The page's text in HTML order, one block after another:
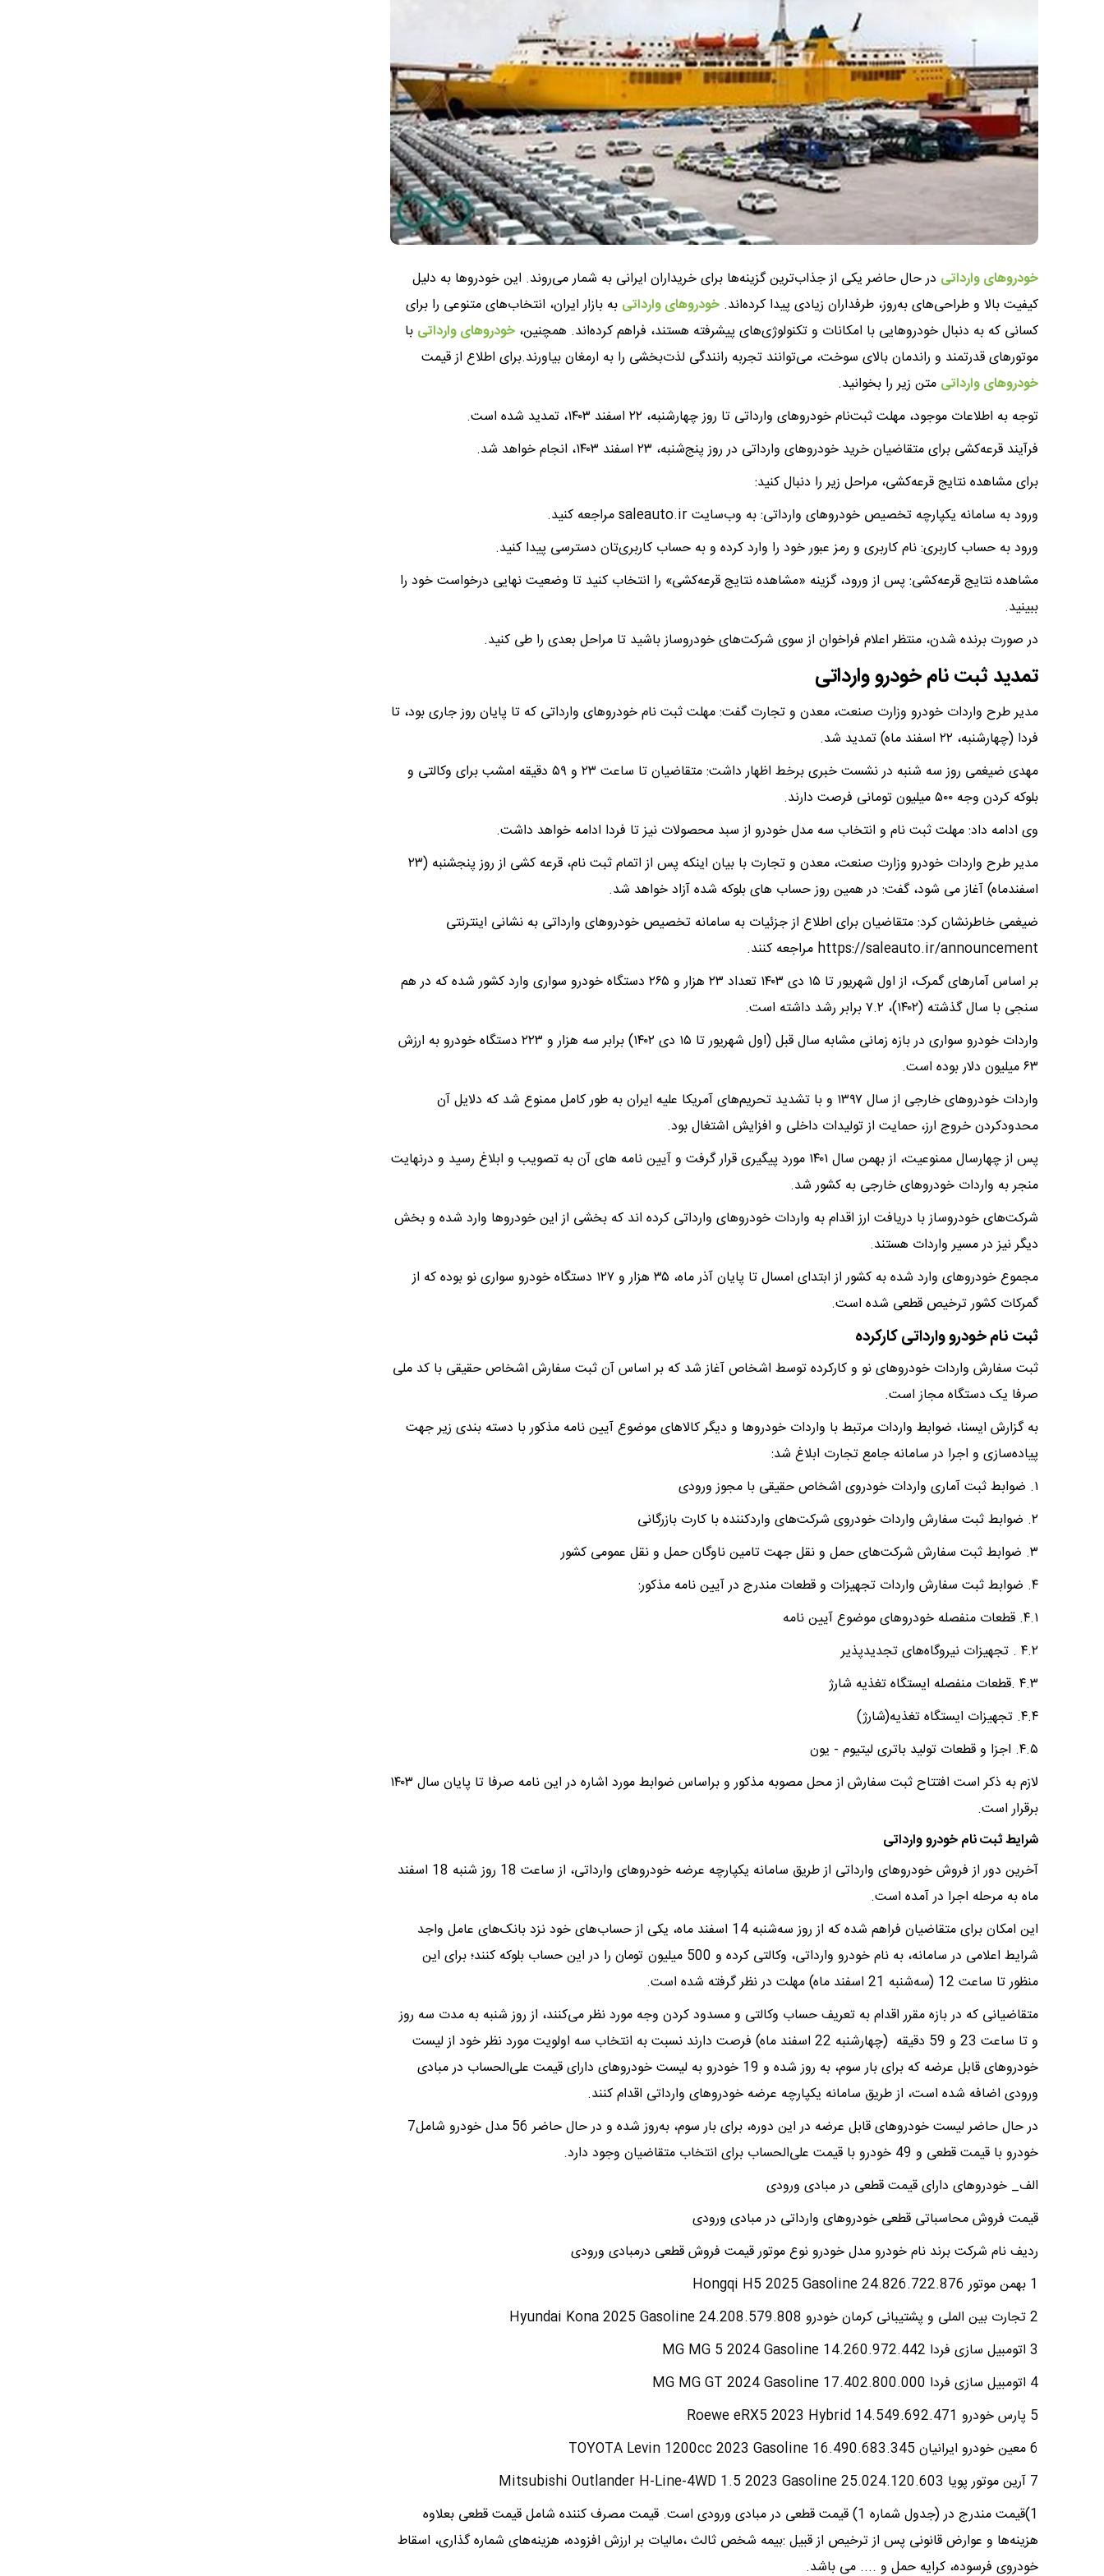
خودروهای وارداتی در حال حاضر یکی از جذاب‌ترین گزینه‌ها برای خریداران ایرانی به شمار می‌روند. این خودروها به دلیل
کیفیت بالا و طراحی‌های به‌روز، طرفداران زیادی پیدا کرده‌اند. خودروهای وارداتی به بازار ایران، انتخاب‌های متنوعی را برای
کسانی که به دنبال خودروهایی با امکانات و تکنولوژی‌های پیشرفته هستند، فراهم کرده‌اند. همچنین، خودروهای وارداتی با
موتورهای قدرتمند و راندمان بالای سوخت، می‌توانند تجربه رانندگی لذت‌بخشی را به ارمغان بیاورند.برای اطلاع از قیمت
خودروهای وارداتی متن زیر را بخوانید.
توجه به اطلاعات موجود، مهلت ثبت‌نام خودروهای وارداتی تا روز چهارشنبه، ۲۲ اسفند ۱۴۰۳، تمدید شده است.
فرآیند قرعه‌کشی برای متقاضیان خرید خودروهای وارداتی در روز پنج‌شنبه، ۲۳ اسفند ۱۴۰۳، انجام خواهد شد.
برای مشاهده نتایج قرعه‌کشی، مراحل زیر را دنبال کنید:
ورود به سامانه یکپارچه تخصیص خودروهای وارداتی: به وب‌سایت saleauto.ir مراجعه کنید.
ورود به حساب کاربری: نام کاربری و رمز عبور خود را وارد کرده و به حساب کاربری‌تان دسترسی پیدا کنید.
مشاهده نتایج قرعه‌کشی: پس از ورود، گزینه «مشاهده نتایج قرعه‌کشی» را انتخاب کنید تا وضعیت نهایی درخواست خود را
ببینید.
در صورت برنده شدن، منتظر اعلام فراخوان از سوی شرکت‌های خودروساز باشید تا مراحل بعدی را طی کنید.
تمدید ثبت نام خودرو وارداتی
مدیر طرح واردات خودرو وزارت صنعت، معدن و تجارت گفت: مهلت ثبت نام خودروهای وارداتی که تا پایان روز جاری بود، تا
فردا (چهارشنبه، ۲۲ اسفند ماه) تمدید شد.
مهدی ضیغمی روز سه شنبه در نشست خبری برخط اظهار داشت: متقاضیان تا ساعت ۲۳ و ۵۹ دقیقه امشب برای وکالتی و
بلوکه کردن وجه ۵۰۰ میلیون تومانی فرصت دارند.
وی ادامه داد: مهلت ثبت نام و انتخاب سه مدل خودرو از سبد محصولات نیز تا فردا ادامه خواهد داشت.
مدیر طرح واردات خودرو وزارت صنعت، معدن و تجارت با بیان اینکه پس از اتمام ثبت نام، قرعه کشی از روز پنجشنبه (۲۳
اسفندماه) آغاز می شود، گفت: در همین روز حساب های بلوکه شده آزاد خواهد شد.
ضیغمی خاطرنشان کرد: متقاضیان برای اطلاع از جزئیات به سامانه تخصیص خودروهای وارداتی به نشانی اینترنتی
https://saleauto.ir/announcement مراجعه کنند.
بر اساس آمارهای گمرک، از اول شهریور تا ۱۵ دی ۱۴۰۳ تعداد ۲۳ هزار و ۲۶۵ دستگاه خودرو سواری وارد کشور شده که در هم
سنجی با سال گذشته (۱۴۰۲)، ۷.۲ برابر رشد داشته است.
واردات خودرو سواری در بازه زمانی مشابه سال قبل (اول شهریور تا ۱۵ دی ۱۴۰۲) برابر سه هزار و ۲۲۳ دستگاه خودرو به ارزش
۶۳ میلیون دلار بوده است.
واردات خودروهای خارجی از سال ۱۳۹۷ و با تشدید تحریم‌های آمریکا علیه ایران به طور کامل ممنوع شد که دلایل آن
محدودکردن خروج ارز، حمایت از تولیدات داخلی و افزایش اشتغال بود.
پس از چهارسال ممنوعیت، از بهمن سال ۱۴۰۱ مورد پیگیری قرار گرفت و آیین نامه های آن به تصویب و ابلاغ رسید و درنهایت
منجر به واردات خودروهای خارجی به کشور شد.
شرکت‌های خودروساز با دریافت ارز اقدام به واردات خودروهای وارداتی کرده اند که بخشی از این خودروها وارد شده و بخش
دیگر نیز در مسیر واردات هستند.
مجموع خودروهای وارد شده به کشور از ابتدای امسال تا پایان آذر ماه، ۳۵ هزار و ۱۲۷ دستگاه خودرو سواری نو بوده که از
گمرکات کشور ترخیص قطعی شده است.
ثبت نام خودرو وارداتی کارکرده
ثبت سفارش واردات خودروهای نو و کارکرده توسط اشخاص آغاز شد که بر اساس آن ثبت سفارش اشخاص حقیقی با کد ملی
صرفا یک دستگاه مجاز است.
به گزارش ایسنا، ضوابط واردات مرتبط با واردات خودروها و دیگر کالاهای موضوع آیین نامه مذکور با دسته بندی زیر جهت
پیاده‌سازی و اجرا در سامانه جامع تجارت ابلاغ شد:
۱. ضوابط ثبت آماری واردات خودروی اشخاص حقیقی با مجوز ورودی
۲. ضوابط ثبت سفارش واردات خودروی شرکت‌های واردکننده با کارت بازرگانی
۳. ضوابط ثبت سفارش شرکت‌های حمل و نقل جهت تامین ناوگان حمل و نقل عمومی کشور
۴. ضوابط ثبت سفارش واردات تجهیزات و قطعات مندرج در آیین نامه مذکور:
۴.۱. قطعات منفصله خودروهای موضوع آیین نامه
۴.۲ . تجهیزات نیروگاه‌های تجدیدپذیر
۴.۳ .قطعات منفصله ایستگاه تغذیه شارژ
۴.۴. تجهیزات ایستگاه تغذیه(شارژ)
۴.۵. اجزا و قطعات تولید باتری لیتیوم - یون
لازم به ذکر است افتتاح ثبت سفارش از محل مصوبه مذکور و براساس ضوابط مورد اشاره در این نامه صرفا تا پایان سال ۱۴۰۳
برقرار است.
شرایط ثبت نام خودرو وارداتی
آخرین دور از فروش خودروهای وارداتی از طریق سامانه یکپارچه عرضه خودروهای وارداتی، از ساعت 18 روز شنبه 18 اسفند
ماه به مرحله اجرا در آمده است.
این امکان برای متقاضیان فراهم شده که از روز سه‌شنبه 14 اسفند ماه، یکی از حساب‌های خود نزد بانک‌های عامل واجد
شرایط اعلامی در سامانه، به نام خودرو وارداتی، وکالتی کرده و 500 میلیون تومان را در این حساب بلوکه کنند؛ برای این
منظور تا ساعت 12 (سه‌شنبه 21 اسفند ماه) مهلت در نظر گرفته شده است.
متقاضیانی که در بازه مقرر اقدام به تعریف حساب وکالتی و مسدود کردن وجه مورد نظر می‌کنند، از روز شنبه به مدت سه روز
و تا ساعت 23 و 59 دقیقه (چهارشنبه 22 اسفند ماه) فرصت دارند نسبت به انتخاب سه اولویت مورد نظر خود از لیست
خودروهای قابل عرضه که برای بار سوم، به روز شده و 19 خودرو به لیست خودروهای دارای قیمت علی‌الحساب در مبادی
ورودی اضافه شده است، از طریق سامانه یکپارچه عرضه خودروهای وارداتی اقدام کنند.
در حال حاضر لیست خودروهای قابل عرضه در این دوره، برای بار سوم، به‌روز شده و در حال حاضر 56 مدل خودرو شامل7
خودرو با قیمت قطعی و 49 خودرو با قیمت علی‌الحساب برای انتخاب متقاضیان وجود دارد.
الف_ خودروهای دارای قیمت قطعی در مبادی ورودی
قیمت فروش محاسباتی قطعی خودروهای وارداتی در مبادی ورودی
ردیف نام شرکت برند نام خودرو مدل خودرو نوع موتور قیمت فروش قطعی درمبادی ورودی
1 بهمن موتور Hongqi H5 2025 Gasoline 24.826.722.876
2 تجارت بین الملی و پشتیبانی کرمان خودرو Hyundai Kona 2025 Gasoline 24.208.579.808
3 اتومبیل سازی فردا MG MG 5 2024 Gasoline 14.260.972.442
4 اتومبیل سازی فردا MG MG GT 2024 Gasoline 17.402.800.000
5 پارس خودرو Roewe eRX5 2023 Hybrid 14.549.692.471
6 معین خودرو ایرانیان TOYOTA Levin 1200cc 2023 Gasoline 16.490.683.345
7 آرین موتور پویا Mitsubishi Outlander H-Line-4WD 1.5 2023 Gasoline 25.024.120.603
1)قیمت مندرج در (جدول شماره 1) قیمت قطعی در مبادی ورودی است. قیمت مصرف کننده شامل قیمت قطعی بعلاوه
هزینه‌ها و عوارض قانونی پس از ترخیص از قبیل :بیمه شخص ثالث ،مالیات بر ارزش افزوده، هزینه‌های شماره گذاری، اسقاط
خودروی فرسوده، کرایه حمل و .... می باشد.